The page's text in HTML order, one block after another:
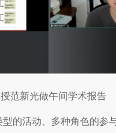
范新光做午间学术报告
的活动、多种角色的参